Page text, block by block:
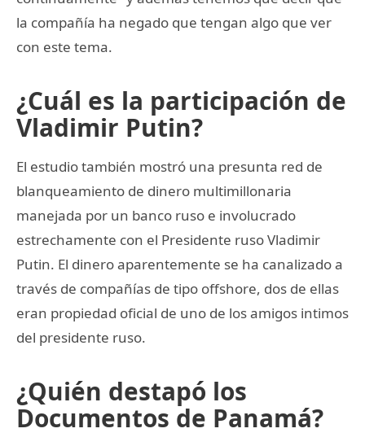
la compañía ha negado que tengan algo que ver
con este tema.
¿Cuál es la participación de
Vladimir Putin?
El estudio también mostró una presunta red de
blanqueamiento de dinero multimillonaria
manejada por un banco ruso e involucrado
estrechamente con el Presidente ruso Vladimir
Putin. El dinero aparentemente se ha canalizado a
través de compañías de tipo offshore, dos de ellas
eran propiedad oficial de uno de los amigos intimos
del presidente ruso.
¿Quién destapó los
Documentos de Panamá?